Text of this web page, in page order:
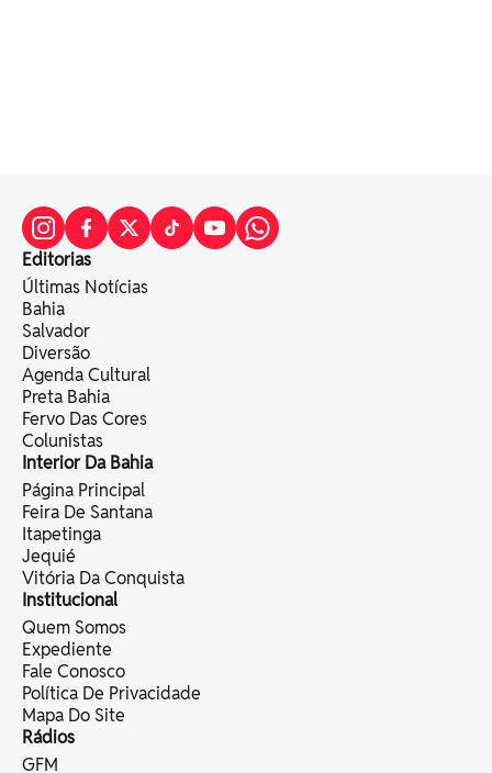
Editorias
Últimas Notícias
Bahia
Salvador
Diversão
Agenda Cultural
Preta Bahia
Fervo Das Cores
Colunistas
Interior Da Bahia
Página Principal
Feira De Santana
Itapetinga
Jequié
Vitória Da Conquista
Institucional
Quem Somos
Expediente
Fale Conosco
Política De Privacidade
Mapa Do Site
Rádios
GFM